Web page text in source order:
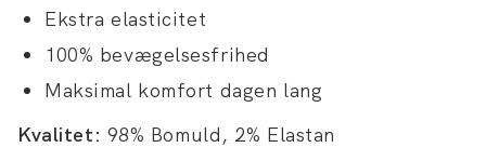
Ekstra elasticitet
100% bevægelsesfrihed
Maksimal komfort dagen lang
Kvalitet: 98% Bomuld, 2% Elastan